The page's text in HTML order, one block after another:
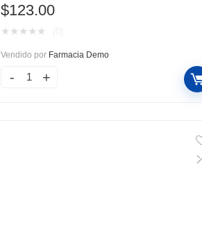
$123.00
★ ★ ★ ★ ★
Vendido por Farmacia Demo